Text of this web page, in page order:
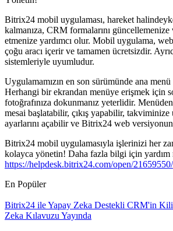
Bitrix24 mobil uygulaması, hareket
kalmanıza, CRM formalarını
etmenize yardımcı olur. Mobil uygulama,
çoğu aracı içerir ve tamamen ücretsizdir.
sistemleriyle uyumludur.
Uygulamamızın en son sürümünde ana
Herhangi bir ekrandan menüye erişmek için
fotoğrafınıza dokunmanız yeterlidir.
mesai başlatabilir, çıkış yapabilir,
ayarlarını açabilir ve Bitrix24 web
Bitrix24 mobil uygulamasıyla işlerinizi her
kolayca yönetin! Daha fazla bilgi için
https://helpdesk.bitrix24.com/open/21659550/
En Popüler
Bitrix24 ile Yapay Zeka Destekli CRM'in
Zeka Kılavuzu Yayında